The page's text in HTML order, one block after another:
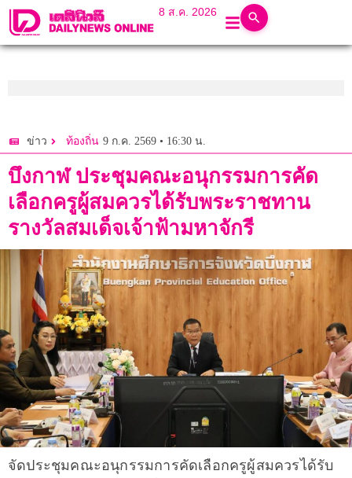
8 ส.ค. 2026
ข่าว ท้องถิ่น 9 ก.ค. 2569 • 16:30 น.
บึงกาฬ ประชุมคณะอนุกรรมการคัด
เลือกครูผู้สมควรได้รับพระราชทาน
รางวัลสมเด็จเจ้าฟ้ามหาจักรี
จัดประชุมคณะอนุกรรมการคัดเลือกครูผู้สมควรได้รับ